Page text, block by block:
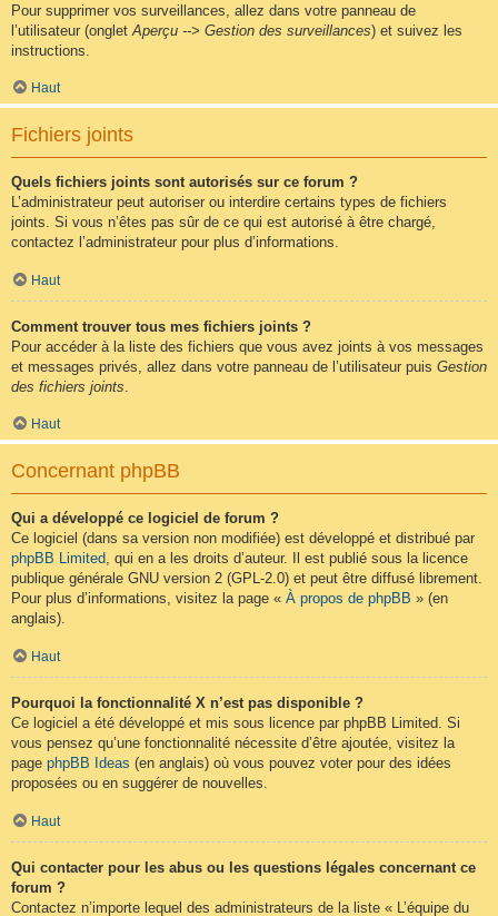
Pour supprimer vos surveillances, allez dans votre panneau de
l’utilisateur (onglet Aperçu --> Gestion des surveillances) et suivez les
instructions.
Haut
Fichiers joints
Quels fichiers joints sont autorisés sur ce forum ?
L’administrateur peut autoriser ou interdire certains types de fichiers
joints. Si vous n’êtes pas sûr de ce qui est autorisé à être chargé,
contactez l’administrateur pour plus d’informations.
Haut
Comment trouver tous mes fichiers joints ?
Pour accéder à la liste des fichiers que vous avez joints à vos messages
et messages privés, allez dans votre panneau de l’utilisateur puis Gestion
des fichiers joints
Haut
Concernant phpBB
Qui a développé ce logiciel de forum ?
Ce logiciel (dans sa version non modifiée) est développé et distribué par
phpBB Limited, qui en a les droits d’auteur. Il est publié sous la licence
publique générale GNU version 2 (GPL-2.0) et peut être diffusé librement.
Pour plus d’informations, visitez la page « À propos de phpBB » (en
anglais).
Haut
Pourquoi la fonctionnalité X n’est pas disponible ?
Ce logiciel a été développé et mis sous licence par phpBB Limited. Si
vous pensez qu’une fonctionnalité nécessite d’être ajoutée, visitez la
page phpBB Ideas (en anglais) où vous pouvez voter pour des idées
proposées ou en suggérer de nouvelles.
Haut
Qui contacter pour les abus ou les questions légales concernant ce
forum ?
Contactez n’importe lequel des administrateurs de la liste « L’équipe du